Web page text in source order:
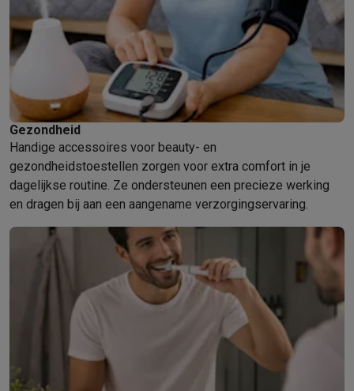
Gezondheid
Handige accessoires voor beauty- en
gezondheidstoestellen zorgen voor extra comfort in je
dagelijkse routine. Ze ondersteunen een precieze werking
en dragen bij aan een aangename verzorgingservaring.